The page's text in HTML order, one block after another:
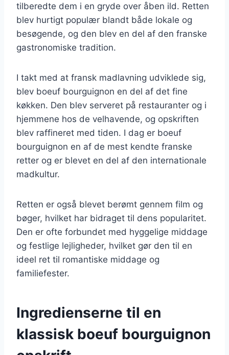
tilberedte dem i en gryde over åben ild. Retten
blev hurtigt populær blandt både lokale og
besøgende, og den blev en del af den franske
gastronomiske tradition.
I takt med at fransk madlavning udviklede sig,
blev boeuf bourguignon en del af det fine
køkken. Den blev serveret på restauranter og i
hjemmene hos de velhavende, og opskriften
blev raffineret med tiden. I dag er boeuf
bourguignon en af de mest kendte franske
retter og er blevet en del af den internationale
madkultur.
Retten er også blevet berømt gennem film og
bøger, hvilket har bidraget til dens popularitet.
Den er ofte forbundet med hyggelige middage
og festlige lejligheder, hvilket gør den til en
ideel ret til romantiske middage og
familiefester.
Ingredienserne til en
klassisk boeuf bourguignon